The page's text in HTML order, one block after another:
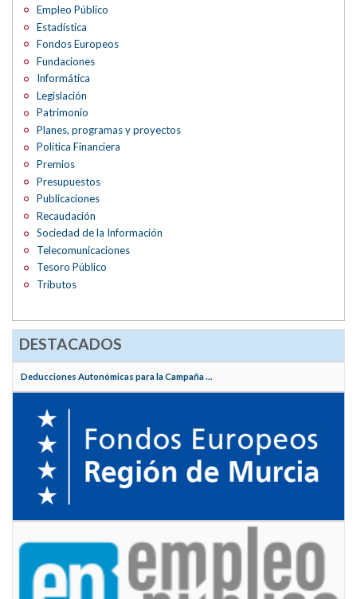
Empleo Público
Estadística
Fondos Europeos
Fundaciones
Informática
Legislación
Patrimonio
Planes, programas y proyectos
Política Financiera
Premios
Presupuestos
Publicaciones
Recaudación
Sociedad de la Información
Telecomunicaciones
Tesoro Público
Tributos
DESTACADOS
Deducciones Autonómicas para la Campaña ...